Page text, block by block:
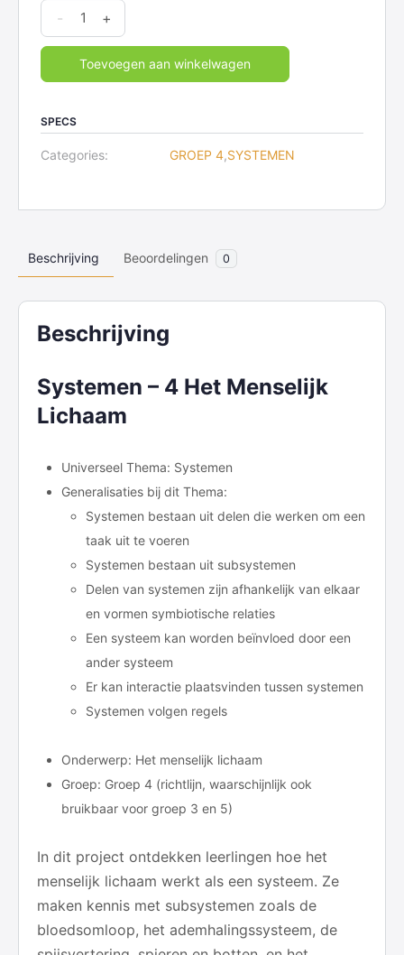
Systemen
-
Het
Lichaam
quantity
- +
Toevoegen aan winkelwagen
SPECS
Categories: GROEP 4,SYSTEMEN
Beschrijving Beoordelingen 0
Beschrijving
Systemen – 4 Het Menselijk
Lichaam
Universeel Thema: Systemen
Generalisaties bij dit Thema:
Systemen bestaan uit delen die werken om een
taak uit te voeren
Systemen bestaan uit subsystemen
Delen van systemen zijn afhankelijk van elkaar
en vormen symbiotische relaties
Een systeem kan worden beïnvloed door een
ander systeem
Er kan interactie plaatsvinden tussen systemen
Systemen volgen regels
Onderwerp: Het menselijk lichaam
Groep: Groep 4 (richtlijn, waarschijnlijk ook
bruikbaar voor groep 3 en 5)
In dit project ontdekken leerlingen hoe het
menselijk lichaam werkt als een systeem. Ze
maken kennis met subsystemen zoals de
bloedsomloop, het ademhalingssysteem, de